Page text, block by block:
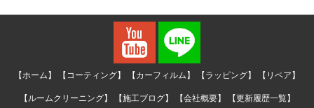
【ホーム】 【コーティング】 【カーフィルム】 【ラッピング】 【リペア】
【ルームクリーニング】 【施工ブログ】 【会社概要】 【更新履歴一覧】